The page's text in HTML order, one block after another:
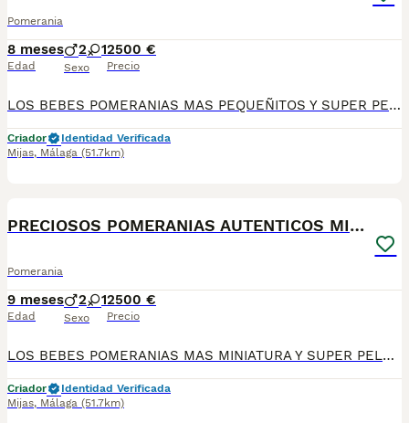
Pomerania
8 meses
Edad
2 1
Sexo
2500 €
Precio
LOS BEBES POMERANIAS MAS PEQUEÑITOS Y SUPER PELUDITOS, CHATITOS, DESCENDIENTES DE CAMPEONES Y MULTICAMPEONES, MAXIMA CALIDAD Y CRIADOS EN UN AMBIENTE COMPLETAMENTE FAMILIAR. GARANTIAS SANITARIAS Y CONTRATO DE OMPRA. MAXIMAS GARANTIAS Y CALIDAD
Criador
Identidad Verificada
Mijas, Málaga (51.7km)
PRECIOSOS POMERANIAS AUTENTICOS MINIATURA
Pomerania
9 meses
Edad
2 1
Sexo
2500 €
Precio
LOS BEBES POMERANIAS MAS MINIATURA Y SUPER PELUDITOS, CHATITOS, DESCENDIENTES DE CAMPEONES Y MULTICAMPEONES, MAXIMA CALIDAD Y CRIADOS EN UN AMBIENTE COMPLETAMENTE FAMILIAR. GARANTIAS SANITARIAS Y CONTRATO DE OMPRA. MAXIMAS GARANTIAS Y CALIDAD. PRECIO DESDE 2.500€
Criador
Identidad Verificada
Mijas, Málaga (51.7km)